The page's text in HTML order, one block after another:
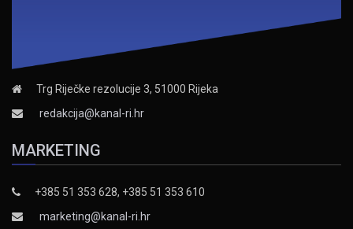
Trg Riječke rezolucije 3, 51000 Rijeka
redakcija@kanal-ri.hr
MARKETING
+385 51 353 628, +385 51 353 610
marketing@kanal-ri.hr